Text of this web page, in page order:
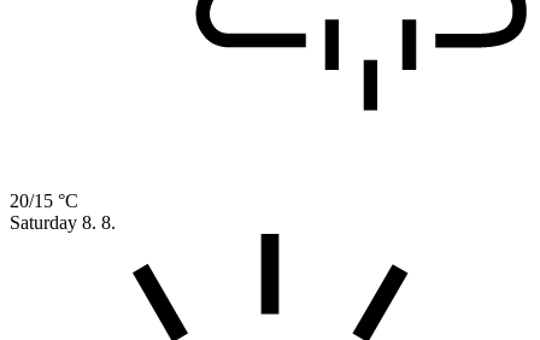
20/15 °C
Saturday 8. 8.